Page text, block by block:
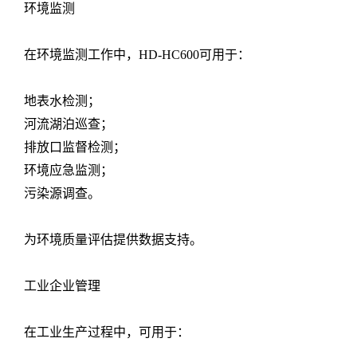
环境监测
在环境监测工作中，HD-HC600可用于：
地表水检测；
河流湖泊巡查；
排放口监督检测；
环境应急监测；
污染源调查。
为环境质量评估提供数据支持。
工业企业管理
在工业生产过程中，可用于：